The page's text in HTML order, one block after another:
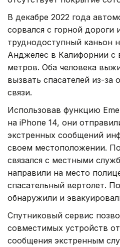
В декабре 2022 года
сорвался с горной дороги
труднодоступный каньон
Анджелес в Калифорнии с
метров. Оба человека
вызвать спасателей из-за
связи.
Использовав функцию
на iPhone 14, они
экстренных сообщений
своем местоположении.
связался с местными
направили на место
спасательный вертолет.
обнаружили и
Спутниковый сервис
совместимых устройств
сообщения экстренным